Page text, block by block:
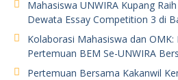
Mahasiswa UNWIRA Kupang
Dewata Essay Competition 3 di
Kolaborasi Mahasiswa dan OMK:
Pertemuan BEM Se-UNWIRA
Pertemuan Bersama Kakanwil